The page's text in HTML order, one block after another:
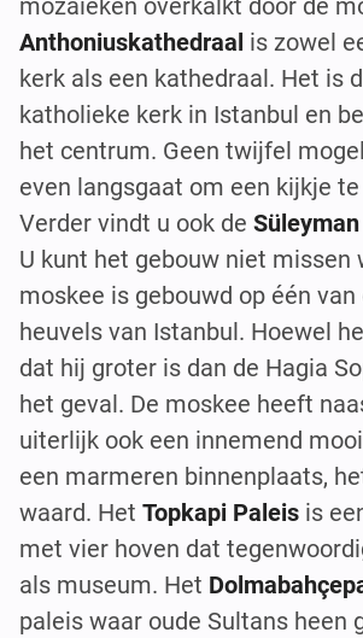
Anthoniuskathedraal is zowel
kerk als een kathedraal. Het is
katholieke kerk in Istanbul en
het centrum. Geen twijfel
even langsgaat om een kijkje
Verder vindt u ook de
U kunt het gebouw niet missen
moskee is gebouwd op één van
heuvels van Istanbul. Hoewel
dat hij groter is dan de Hagia
het geval. De moskee heeft
uiterlijk ook een innemend
een marmeren binnenplaats,
waard. Het Topkapi Paleis is
met vier hoven dat
als museum. Het
paleis waar oude Sultans heen